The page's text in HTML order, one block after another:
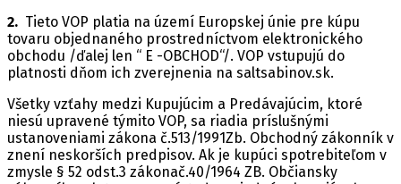
2. Tieto VOP platia na území Europskej únie pre kúpu
tovaru objednaného prostredníctvom elektronického
obchodu /ďalej len “ E -OBCHOD“/. VOP vstupujú do
platnosti dňom ich zverejnenia na saltsabinov.sk.
Všetky vzťahy medzi Kupujúcim a Predávajúcim, ktoré
niesú upravené týmito VOP, sa riadia príslušnými
ustanoveniami zákona č.513/1991Zb. Obchodný zákonník v
znení neskorších predpisov. Ak je kupúci spotrebiteľom v
zmysle § 52 odst.3 zákonač.40/1964 ZB. Občiansky